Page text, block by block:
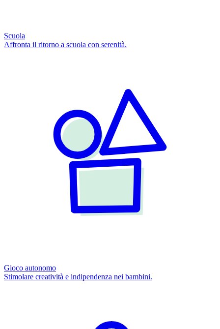
Scuola
Affronta il ritorno a scuola con serenità.
Gioco autonomo
Stimolare creatività e indipendenza nei bambini.